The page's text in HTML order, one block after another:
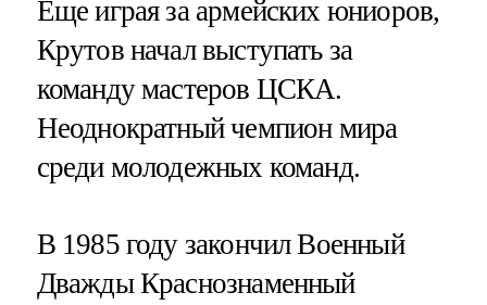
Еще играя за армейских юниоров,
Крутов начал выступать за
команду мастеров ЦСКА.
Неоднократный чемпион мира
среди молодежных команд.
В 1985 году закончил Военный
Дважды Краснознаменный